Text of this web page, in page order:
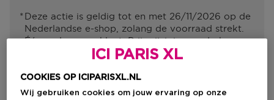
Deze actie is geldig tot en met 26/11/2026 op de
Nederlandse e-shop, zolang de voorraad strekt.
Één cadeau per klant. Prijswijzigingen, druk-
en/of zetfouten voorbehouden.
Nagels
ICI PARIS XL
COOKIES OP ICIPARISXL.NL
Wij gebruiken cookies om jouw ervaring op onze